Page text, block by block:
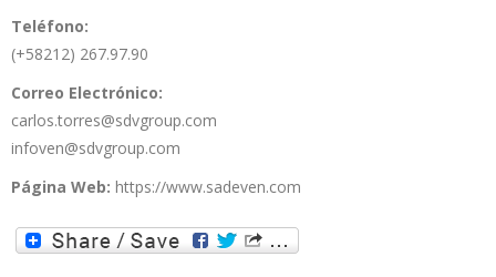
Teléfono:
(+58212) 267.97.90
Correo Electrónico:
carlos.torres@sdvgroup.com
infoven@sdvgroup.com
Página Web: https://www.sadeven.com